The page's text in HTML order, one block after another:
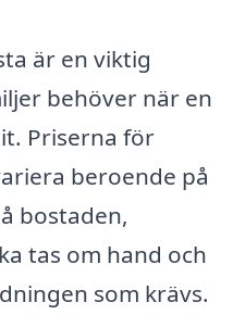
är en viktig
behöver när en
Priserna för
beroende på
bostaden,
tas om hand och
som krävs.